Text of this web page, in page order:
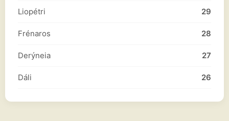
Liopétri 29
Frénaros 28
Derýneia 27
Dáli 26